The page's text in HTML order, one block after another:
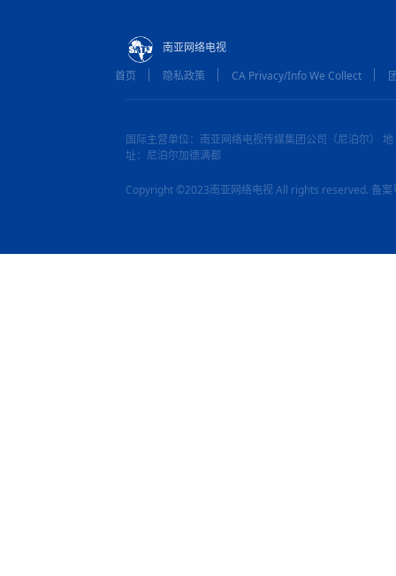
南亚网络电视
首页
隐私政策 CA Privacy/Info We Collect
国际主营单位：南亚网络电视传媒集团公司（尼泊尔） 地
址：尼泊尔加德满都
Copyright ©2023南亚网络电视 All rights reserved. 备